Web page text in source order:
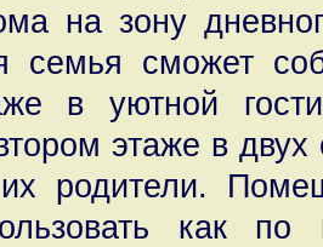
на зону
семья сможет
в уютной
этаже в двух
родители.
как по